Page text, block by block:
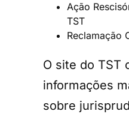
Ação
TST
Reclamação
O site do TST
informações
sobre